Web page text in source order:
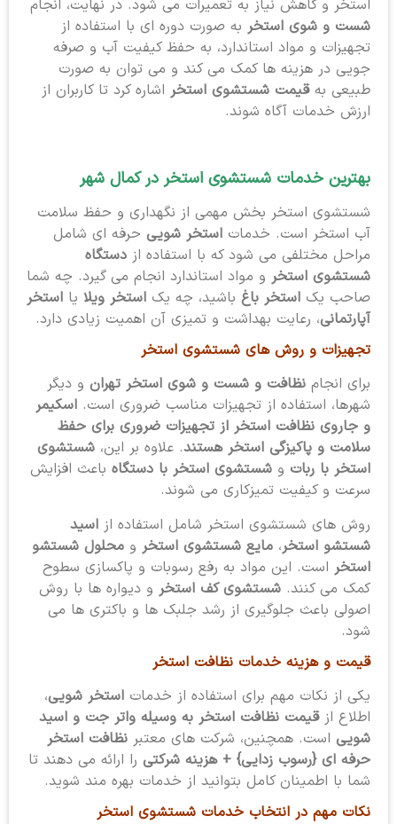
استخر و کاهش نیاز به تعمیرات می شود. در نهایت، انجام
شست و شوی استخربه صورت دوره ای با استفاده از
تجهیزات و مواد استاندارد، به حفظ کیفیت آب و صرفه
جویی در هزینه ها کمک می کند و می توان به صورت
طبیعی به قیمت شستشوی استخراشاره کرد تا کاربران از
ارزش خدمات آگاه شوند.
بهترین خدمات شستشوی استخر در کمال شهر
شستشوی استخر بخش مهمی از نگهداری و حفظ سلامت
آب استخر است. خدمات استخر شوییحرفه ای شامل
مراحل مختلفی می شود که با استفاده از دستگاه
شستشوی استخرو مواد استاندارد انجام می گیرد. چه شما
صاحب یک استخر باغباشید، چه یک استخر ویلایا استخر
آپارتمانی، رعایت بهداشت و تمیزی آن اهمیت زیادی دارد.
تجهیزات و روش های شستشوی استخر
برای انجام نظافت و شست و شوی استخر تهرانو دیگر
شهرها، استفاده از تجهیزات مناسب ضروری است. اسکیمر
و جاروی نظافت استخر از تجهیزات ضروری برای حفظ
سلامت و پاکیزگی استخر هستند. علاوه بر این، شستشوی
استخر با رباتو شستشوی استخر با دستگاهباعث افزایش
سرعت و کیفیت تمیزکاری می شوند.
روش های شستشوی استخر شامل استفاده از اسید
شستشو استخر، مایع شستشوی استخرو محلول شستشو
استخراست. این مواد به رفع رسوبات و پاکسازی سطوح
کمک می کنند. شستشوی کف استخرو دیواره ها با روش
اصولی باعث جلوگیری از رشد جلبک ها و باکتری ها می
شود.
قیمت و هزینه خدمات نظافت استخر
یکی از نکات مهم برای استفاده از خدمات استخر شویی،
اطلاع از قیمت نظافت استخر به وسیله واتر جت و اسید
شوییاست. همچنین، شرکت های معتبر نظافت استخر
حرفه ای {رسوب زدایی} + هزینه شرکتیرا ارائه می دهند تا
شما با اطمینان کامل بتوانید از خدمات بهره مند شوید.
نکات مهم در انتخاب خدمات شستشوی استخر